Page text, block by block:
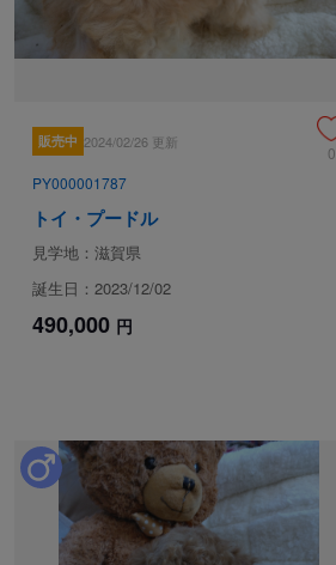
生体保証内容
見学、受け渡しについて
犬舎所在地
お支払い方法
犬舎見学は可能ですが、必ず事前にご連
す。
引き渡し時期についての注意事項
販売中 2024/02/26 更新
0
PY000001787
トイ・プードル
見学地：滋賀県
誕生日：2023/12/02
490,000 円